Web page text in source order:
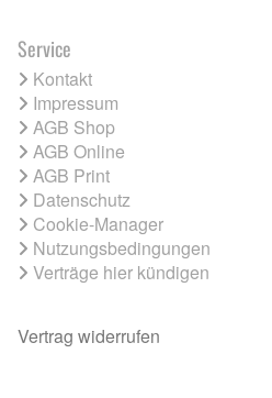
Service
Kontakt
Impressum
AGB Shop
AGB Online
AGB Print
Datenschutz
Cookie-Manager
Nutzungsbedingungen
Verträge hier kündigen
Vertrag widerrufen